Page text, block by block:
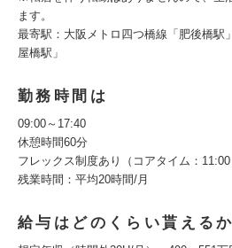
ます。
最寄駅：大阪メトロ四つ橋線「肥後橋駅
屋橋駅」
勤務時間は
09:00～17:40
休憩時間60分
フレックス制度あり（コアタイム：11:00
残業時間：平均20時間/月
給与はどのくらい貰えるか